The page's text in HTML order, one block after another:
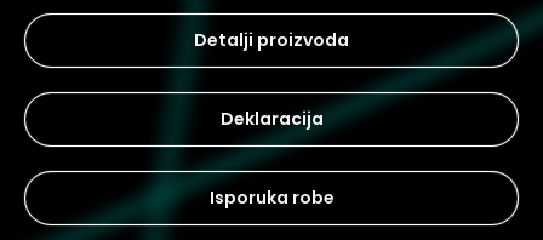
Detalji proizvoda
Deklaracija
Isporuka robe